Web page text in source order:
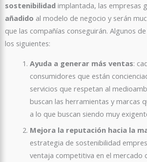
sostenibilidad implantada, las empresas
añadido al modelo de negocio y serán
que las compañías conseguirán. Algunos
los siguientes:
Ayuda a generar más ventas:
consumidores que están
servicios que respetan al
buscan las herramientas y marcas
a lo que buscan siendo muy
Mejora la reputación hacia la
estrategia de sostenibilidad
ventaja competitiva en el mercado